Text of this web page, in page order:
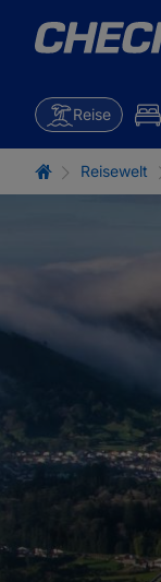
Reise
Reisewelt